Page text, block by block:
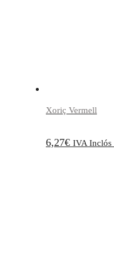
Xoriç Vermell
6,27€ IVA Inclós